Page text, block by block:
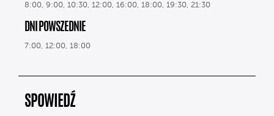
8:00, 9:00, 10:30, 12:00, 16:00, 18:00, 19:30, 21:30
DNI POWSZEDNIE
7:00, 12:00, 18:00
SPOWIEDŹ